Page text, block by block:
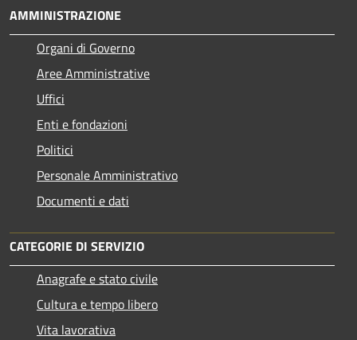
AMMINISTRAZIONE
Organi di Governo
Aree Amministrative
Uffici
Enti e fondazioni
Politici
Personale Amministrativo
Documenti e dati
CATEGORIE DI SERVIZIO
Anagrafe e stato civile
Cultura e tempo libero
Vita lavorativa